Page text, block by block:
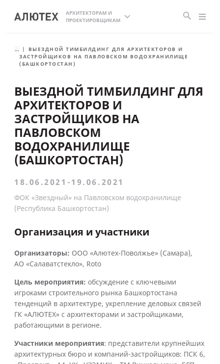
АРХИТЕКТОРАМ И
ПРОЕКТИРОВЩИКАМ
...
ВЫЕЗДНОЙ ТИМБИЛДИНГ ДЛЯ АРХИТЕКТОРОВ И
ЗАСТРОЙЩИКОВ НА ПАВЛОВСКОМ ВОДОХРАНИЛИЩЕ
(БАШКОРТОСТАН)
ВЫЕЗДНОЙ ТИМБИЛДИНГ ДЛЯ
АРХИТЕКТОРОВ И
ЗАСТРОЙЩИКОВ НА
ПАВЛОВСКОМ
ВОДОХРАНИЛИЩЕ
(БАШКОРТОСТАН)
18.06.2021-19.06.2021
ФОК «Звездный» на Павловском водохранилище
(Республика Башкортостан)
Организация и участники
Организаторы: ООО «Алютех-Поволжье» (Самара),
АО «Салаватстекло», Roto
Цель мероприятия: обсуждение с ключевыми
игроками строительного рынка Башкортостана
тенденций в архитектуре, укрепление деловых связей
ГК «АЛЮТЕХ» с архитекторами и застройщиками,
работающими в регионе.
Участники мероприятия: представители крупнейших
архитектурных бюро и компаний-застройщиков: ПСК 6,